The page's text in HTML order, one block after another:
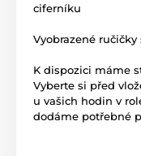
ciferníku
Vyobrazené
K dispozici máme
Vyberte si před
u vašich hodin v
dodáme potřebné